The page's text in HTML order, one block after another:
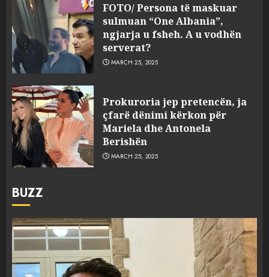
FOTO/ Persona të maskuar
sulmuan “One Albania”,
ngjarja u fsheh. A u vodhën
serverat?
MARCH 25, 2025
Prokuroria jep pretencën, ja
çfarë dënimi kërkon për
Mariela dhe Antonela
Berishën
MARCH 25, 2025
BUZZ